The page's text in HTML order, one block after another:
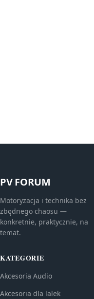
PV FORUM
Motoryzacja i technika bez
zbędnego chaosu —
konkretnie, praktycznie, na
temat.
KATEGORIE
Akcesoria Audio
Akcesoria dla lalek